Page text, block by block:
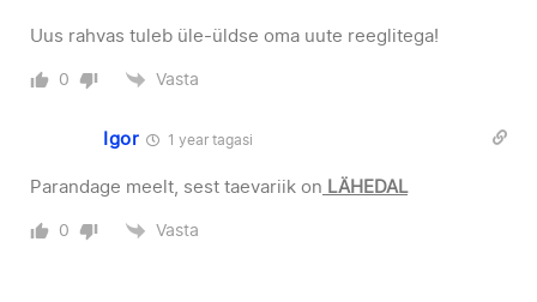
Uus rahvas tuleb üle-üldse oma uute reeglitega!
0 Vasta
Igor 1 year tagasi
Parandage meelt, sest taevariik on LÄHEDAL
0 Vasta